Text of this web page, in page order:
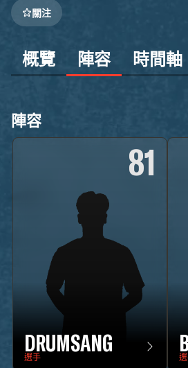
關注
概覽 陣容 時間軸
陣容
81
DRUMSANG
選手